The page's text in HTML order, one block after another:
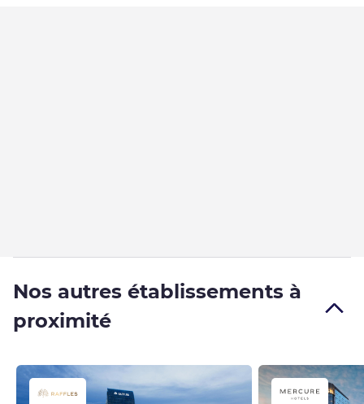
Nos autres établissements à
proximité